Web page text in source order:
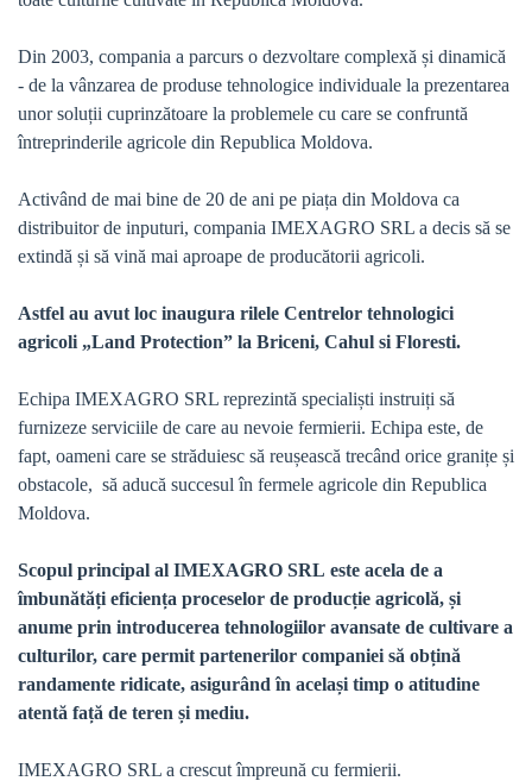
Din 2003, compania a parcurs o dezvoltare complexă și dinamică
- de la vânzarea de produse tehnologice individuale la prezentarea
unor soluții cuprinzătoare la problemele cu care se confruntă
întreprinderile agricole din Republica Moldova.
Activând de mai bine de 20 de ani pe piața din Moldova ca
distribuitor de inputuri, compania IMEXAGRO SRL a decis să se
extindă și să vină mai aproape de producătorii agricoli.
Astfel au avut loc inaugura rilele Centrelor tehnologici
agricoli „Land Protection” la Briceni, Cahul si Floresti.
Echipa IMEXAGRO SRL reprezintă specialiști instruiți să
furnizeze serviciile de care au nevoie fermierii. Echipa este, de
fapt, oameni care se străduiesc să reușească trecând orice granițe și
obstacole, să aducă succesul în fermele agricole din Republica
Moldova.
Scopul principal al IMEXAGRO SRL este acela de a
îmbunătăți eficiența proceselor de producție agricolă, și
anume prin introducerea tehnologiilor avansate de cultivare a
culturilor, care permit partenerilor companiei să obțină
randamente ridicate, asigurând în același timp o atitudine
atentă față de teren și mediu.
IMEXAGRO SRL a crescut împreună cu fermierii.